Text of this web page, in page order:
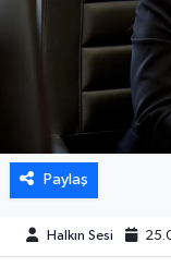
Paylaş
Halkın Sesi